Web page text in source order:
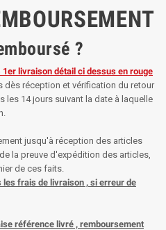
?
1er livraison détail ci dessus en rouge
dès réception et vérification du retour
les 14 jours suivant la date à laquelle
jusqu'à réception des articles
la preuve d'expédition des articles,
de ces faits.
frais de livraison , si erreur de
référence livré , remboursement